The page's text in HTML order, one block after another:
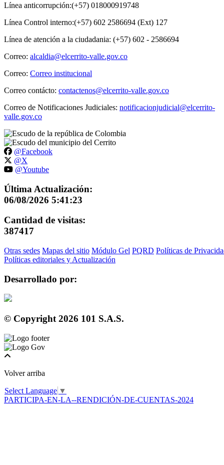
Línea anticorrupción:(+57) 018000919748
Línea Control interno:(+57) 602 2586694 (Ext) 127
Línea de atención a la ciudadania: (+57) 602 - 2586694
Correo: alcaldia@elcerrito-valle.gov.co
Correo: Correo institucional
Correo contácto: contactenos@elcerrito-valle.gov.co
Correo de Notificaciones Judiciales: notificacionjudicial@elcerrito-
valle.gov.co
@Facebook
@X
@Youtube
Última Actualización:
06/08/2026 5:41:23
Cantidad de visitas:
387417
Otras sedes Mapas del sitio Módulo Gel PQRD Políticas de
Políticas editoriales y Actualización
Desarrollado por:
© Copyright 2026 101 S.A.S.
Volver arriba
Select Language ▼
PARTICIPA-EN-LA--RENDICIÓN-DE-CUENTAS-2024